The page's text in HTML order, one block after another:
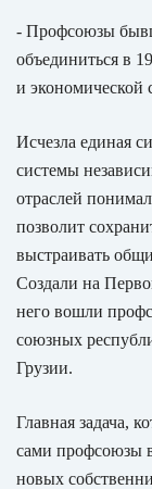
- Профсоюзы
объединиться в
и экономической
Исчезла единая
системы
отраслей
позволит
выстраивать
Создали на
него вошли
союзных
Грузии.
Главная задача,
сами профсоюзы
новых